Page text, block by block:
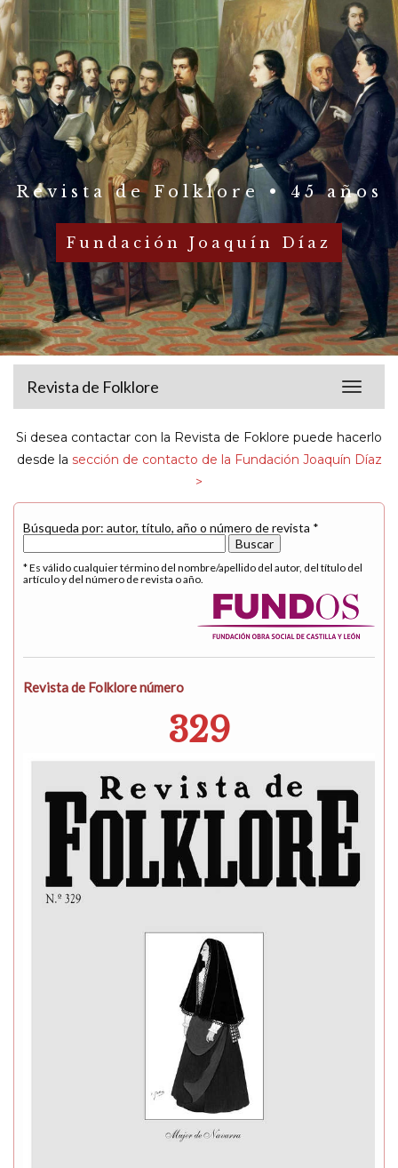
Revista de Folklore • 45 años
Fundación Joaquín Díaz
Toggle
Revista de Folklore
Si desea contactar con la Revista de Foklore puede hacerlo
desde la sección de contacto de la Fundación Joaquín Díaz
>
Búsqueda por: autor, título, año o número de revista *
* Es válido cualquier término del nombre/apellido del autor, del título del
artículo y del número de revista o año.
Revista de Folklore número
329